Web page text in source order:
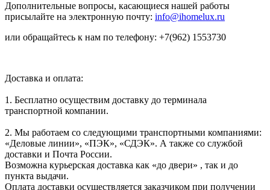
Дополнительные вопросы, касающиеся нашей работы
присылайте на электронную почту: info@ihomelux.ru
или обращайтесь к нам по телефону: +7(962) 1553730
Доставка и оплата:
1. Бесплатно осуществим доставку до терминала
транспортной компании.
2. Мы работаем со следующими транспортными компаниями:
«Деловые линии», «ПЭК», «СДЭК». А также со службой
доставки и Почта России.
Возможна курьерская доставка как «до двери» , так и до
пункта выдачи.
Оплата доставки осуществляется заказчиком при получении